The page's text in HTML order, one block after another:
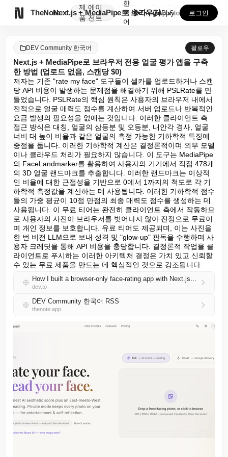
TheNote
제
품
에이
전트
Next.js + MediaPipe로 브라우저 전용 얼...
한
국
어
GooglePlay
AppStore 로그인
DEV Community 한국어 팔로우
Next.js + MediaPipe로 브라우저 전용 얼굴 평가 앱을 구축
한 방법 (업로드 없음, 스캔당 $0)
저자는 기존 "rate my face" 도구들이 셀카를 업로드하거나 스캔
당 API 비용이 발생하는 문제점을 해결하기 위해 PSLRate를 만
들었습니다. PSLRate의 핵심 원칙은 사용자의 브라우저 내에서
전적으로 얼굴 매력도 점수를 계산하여 서버 업로드나 반복적인
요금 발생의 필요성을 없애는 것입니다. 이러한 클라이언트 측
접근 방식은 대칭, 얼굴의 삼등분 및 오등분, 내안각 경사, 얼굴
너비 대 높이 비율과 같은 얼굴의 측정 가능한 기하학적 특징에
중점을 둡니다. 이러한 기하학적 계산은 결정론적이며 외부 모델
이나 클라우드 처리가 필요하지 않습니다. 이 도구는 MediaPipe
의 FaceLandmarker를 활용하여 사용자의 기기에서 직접 478개
의 3D 얼굴 랜드마크를 추출합니다. 이러한 랜드마크는 이상적
인 비율에 대한 근접성을 기반으로 0에서 1까지의 척도로 각 기
하학적 측정값을 계산하는 데 사용됩니다. 이러한 기하학적 점수
들의 가중 평균이 10점 만점의 최종 매력도 점수를 생성하는 데
사용됩니다. 이 무료 티어는 완전히 클라이언트 측에서 작동하므
로 사용자의 사진이 브라우저를 벗어나지 않아 진정으로 무료이
며 개인 정보를 보호합니다. 유료 티어도 제공되며, 이는 사진을
한 번 비전 LLM으로 보내 성격 및 "glow-up" 판독을 수행하며 사
용자 크레딧을 통해 API 비용을 충당합니다. 결정론적 작업을 클
라이언트로 푸시하는 이러한 아키텍처 결정은 가치 있고 신뢰할
수 있는 무료 제품을 만드는 데 핵심적인 것으로 강조됩니다.
How I built a browser-only face-rating app with Next.js + MediaPipe (no upload, $0 per scan)
dev.to
DEV Community 한국어 RSS
thenote.app